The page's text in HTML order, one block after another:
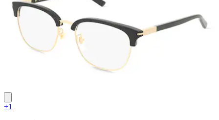
+1